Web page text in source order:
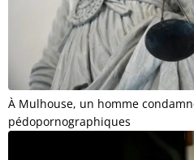
À Mulhouse, un homme
pédopornographiques